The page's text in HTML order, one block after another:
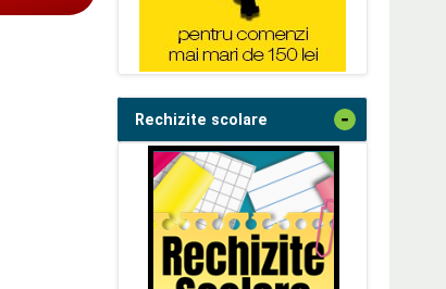
Rechizite scolare -